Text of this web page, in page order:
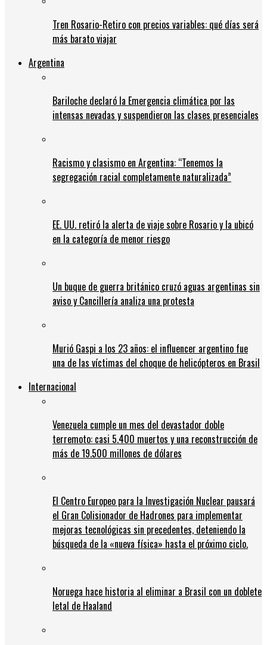
Tren Rosario-Retiro con precios variables: qué días será
más barato viajar
Argentina
Bariloche declaró la Emergencia climática por las
intensas nevadas y suspendieron las clases presenciales
Racismo y clasismo en Argentina: “Tenemos la
segregación racial completamente naturalizada”
EE. UU. retiró la alerta de viaje sobre Rosario y la ubicó
en la categoría de menor riesgo
Un buque de guerra británico cruzó aguas argentinas sin
aviso y Cancillería analiza una protesta
Murió Gaspi a los 23 años: el influencer argentino fue
una de las víctimas del choque de helicópteros en Brasil
Internacional
Venezuela cumple un mes del devastador doble
terremoto: casi 5.400 muertos y una reconstrucción de
más de 19.500 millones de dólares
El Centro Europeo para la Investigación Nuclear pausará
el Gran Colisionador de Hadrones para implementar
mejoras tecnológicas sin precedentes, deteniendo la
búsqueda de la «nueva física» hasta el próximo ciclo.
Noruega hace historia al eliminar a Brasil con un doblete
letal de Haaland